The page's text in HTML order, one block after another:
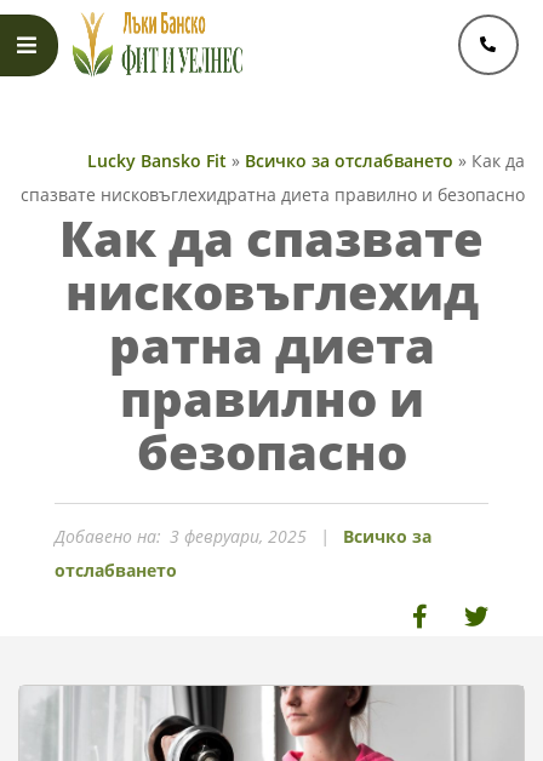
Skip
content
Lucky Bansko Fit » Всичко за отслабването » Как да
спазвате нисковъглехидратна диета правилно и безопасно
Как да спазвате
нисковъглехид
ратна диета
правилно и
безопасно
Добавено на: 3 февруари, 2025
Всичко за
отслабването